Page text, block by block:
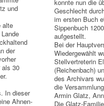
und
alte
der
als 30
In dieser
Ahnen-
konnte nun die
Geschlecht
im ersten Buch
Sippenbuch
aufgestellt.
Bei der
Wiedergewählt
Stellvertreterin
(Reichenbach)
des Archivars
die
Armin Glatz,
Die Glatz-